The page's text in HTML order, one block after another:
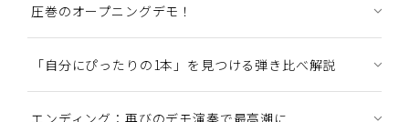
圧巻のオープニングデモ！
「自分にぴったりの1本」を見つける弾き比べ解説
エンディング：再びのデモ演奏で最高潮に